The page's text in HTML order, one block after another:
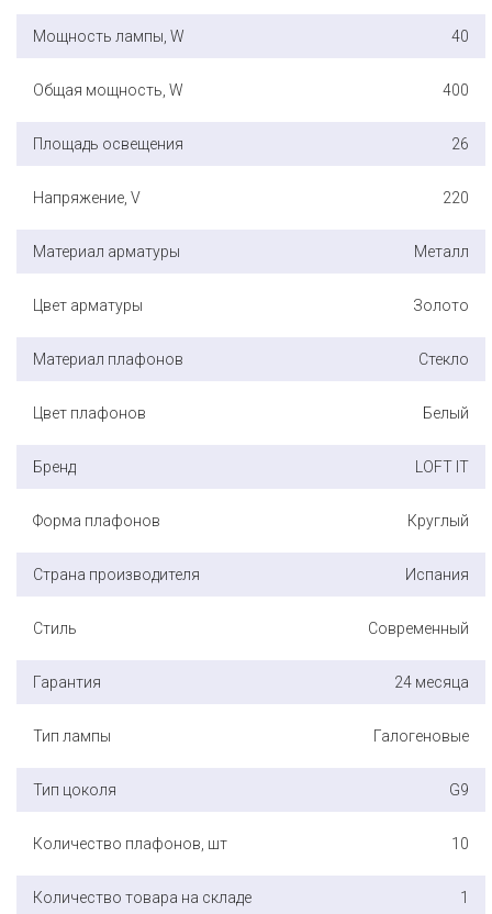
Мощность лампы, W 40
Общая мощность, W 400
Площадь освещения 26
Напряжение, V 220
Материал арматуры Металл
Цвет арматуры Золото
Материал плафонов Стекло
Цвет плафонов Белый
Бренд LOFT IT
Форма плафонов Круглый
Страна производителя Испания
Стиль Современный
Гарантия 24 месяца
Тип лампы Галогеновые
Тип цоколя G9
Количество плафонов, шт 10
Количество товара на складе 1